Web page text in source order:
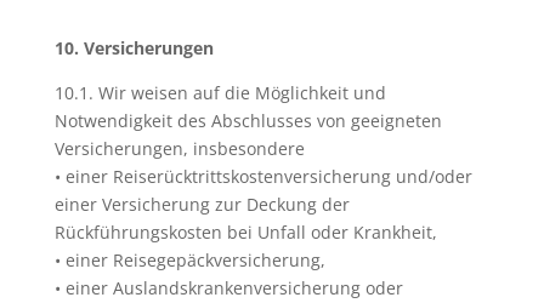
10. Versicherungen
10.1. Wir weisen auf die Möglichkeit und
Notwendigkeit des Abschlusses von geeigneten
Versicherungen, insbesondere
• einer Reiserücktrittskostenversicherung und/oder
einer Versicherung zur Deckung der
Rückführungskosten bei Unfall oder Krankheit,
• einer Reisegepäckversicherung,
• einer Auslandskrankenversicherung oder